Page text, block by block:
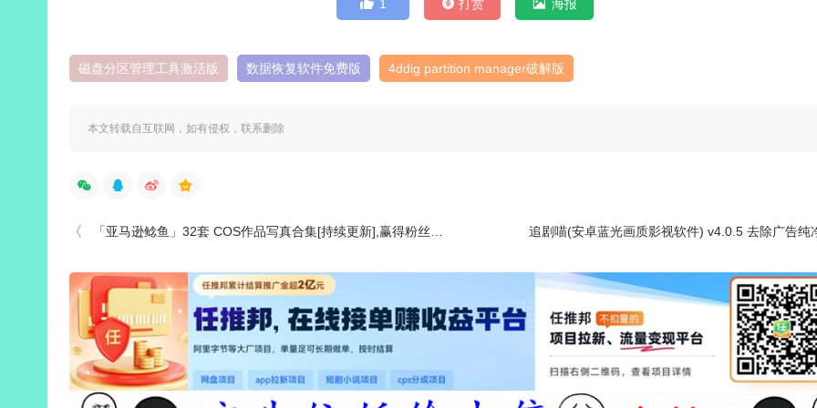
1 打赏 海报
磁盘分区管理工具激活版 数据恢复软件免费版 4ddig partition manager破解版
本文转载自互联网，如有侵权，联系删除
「亚马逊鲶鱼」32套 COS作品写真合集[持续更新],赢得粉丝喜爱！ 追剧喵(安卓蓝光画质影视软件) v4.0.5 去除广告纯